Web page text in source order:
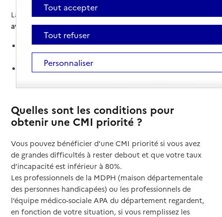
La CMI (carte mobilité inclusion) priorité vous donne
avantages quand vous vous déplacez:
le droit dedemander une place assisedans les
transports en commun, dans une salle d’attente,
le droit depasser en priorité
Quelles sont les conditions pour
obtenir une CMI priorité ?
Vous pouvez bénéficier d’une CMI priorité si vous avez
de grandes difficultés à rester debout et que votre taux
d’incapacité est inférieur à 80%.
Les professionnels de la MDPH (maison départementale
des personnes handicapées) ou les professionnels de
l’équipe médico-sociale APA du département regardent,
en fonction de votre situation, si vous remplissez les
Tout accepter
Tout refuser
Personnaliser